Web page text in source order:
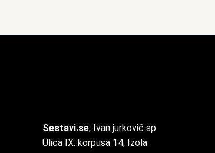
Sestavi.se, Ivan jurkovič sp
Ulica IX. korpusa 14, Izola